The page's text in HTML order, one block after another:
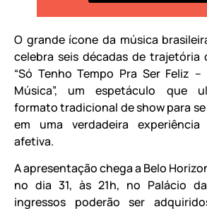
O grande ícone da música
celebra seis décadas de trajetória
“Só Tenho Tempo Pra Ser Feliz
Música”, um espetáculo que
formato tradicional de show para
em uma verdadeira
afetiva.
A apresentação chega a Belo
no dia 31, às 21h, no Palácio
ingressos poderão ser